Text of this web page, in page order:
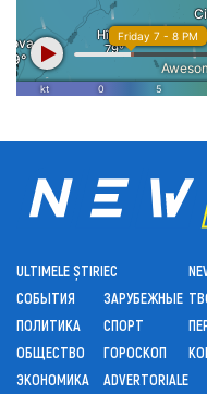
ULTIMELE ȘTIRI
СОБЫТИЯ
ПОЛИТИКА
ОБЩЕСТВО
ЭКОНОМИКА
ЕС
ЗАРУБЕЖНЫЕ
СПОРТ
ГОРОСКОП
ADVERTORIALE